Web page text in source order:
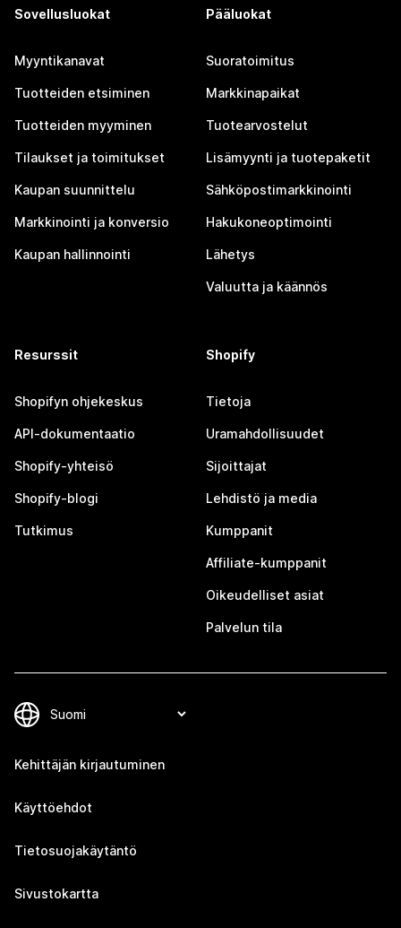
Sovellusluokat
Myyntikanavat
Tuotteiden etsiminen
Tuotteiden myyminen
Tilaukset ja toimitukset
Kaupan suunnittelu
Markkinointi ja konversio
Kaupan hallinnointi
Pääluokat
Suoratoimitus
Markkinapaikat
Tuotearvostelut
Lisämyynti ja tuotepaketit
Sähköpostimarkkinointi
Hakukoneoptimointi
Lähetys
Valuutta ja käännös
Resurssit
Shopifyn ohjekeskus
API-dokumentaatio
Shopify-yhteisö
Shopify-blogi
Tutkimus
Shopify
Tietoja
Uramahdollisuudet
Sijoittajat
Lehdistö ja media
Kumppanit
Affiliate-kumppanit
Oikeudelliset asiat
Palvelun tila
Kehittäjän kirjautuminen
Käyttöehdot
Tietosuojakäytäntö
Sivustokartta